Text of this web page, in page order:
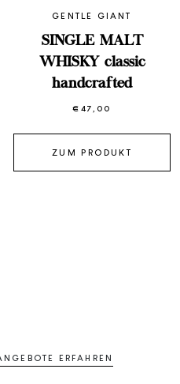
GENTLE GIANT
SINGLE MALT
WHISKY classic
handcrafted
€ 47,00
ZUM PRODUKT
ERFAHREN